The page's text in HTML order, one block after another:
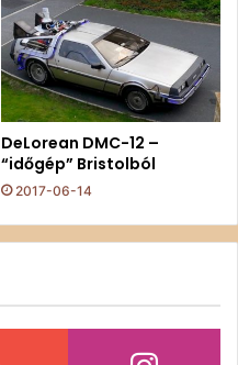
DeLorean DMC-12 –
“időgép” Bristolból
2017-06-14